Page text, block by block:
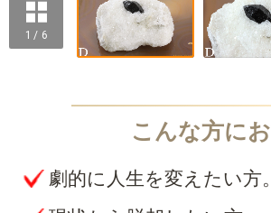
1 / 6
劇的に人生を変えたい方。